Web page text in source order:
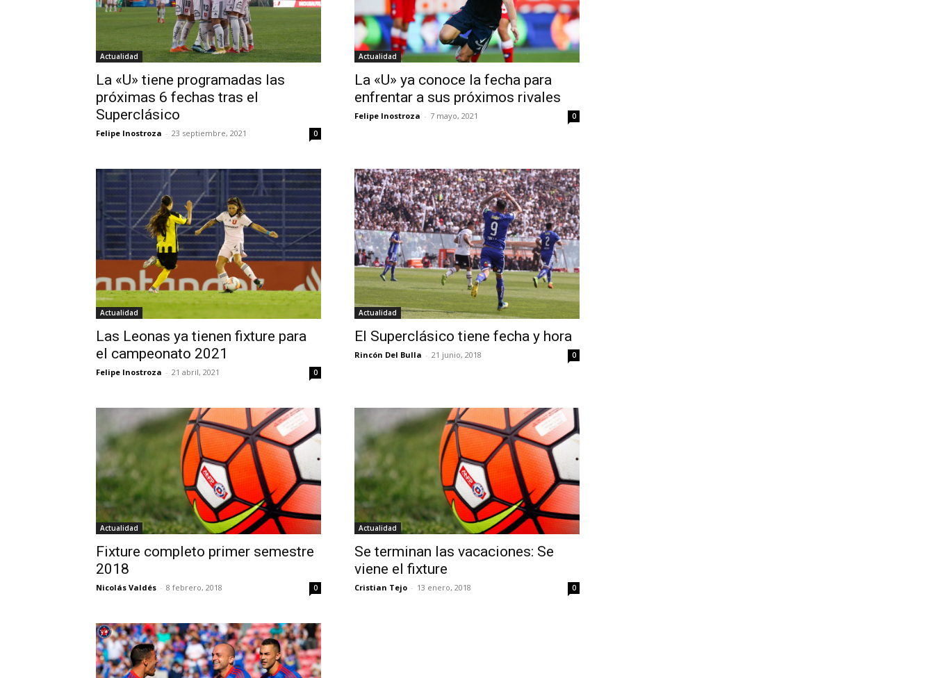
Actualidad
La «U» tiene programadas las
próximas 6 fechas tras el
Superclásico
Felipe Inostroza - 23 septiembre, 2021 0
Actualidad
La «U» ya conoce la fecha para
enfrentar a sus próximos rivales
Felipe Inostroza - 7 mayo, 2021 0
Actualidad
Las Leonas ya tienen fixture para
el campeonato 2021
Felipe Inostroza - 21 abril, 2021 0
Actualidad
El Superclásico tiene fecha y hora
Rincón Del Bulla - 21 junio, 2018 0
Actualidad
Fixture completo primer semestre
2018
Nicolás Valdés - 8 febrero, 2018 0
Actualidad
Se terminan las vacaciones: Se
viene el fixture
Cristian Tejo - 13 enero, 2018 0